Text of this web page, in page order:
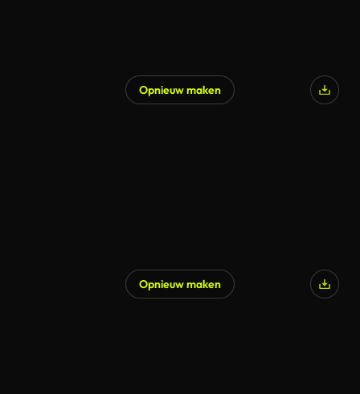
Opnieuw maken
Opnieuw maken